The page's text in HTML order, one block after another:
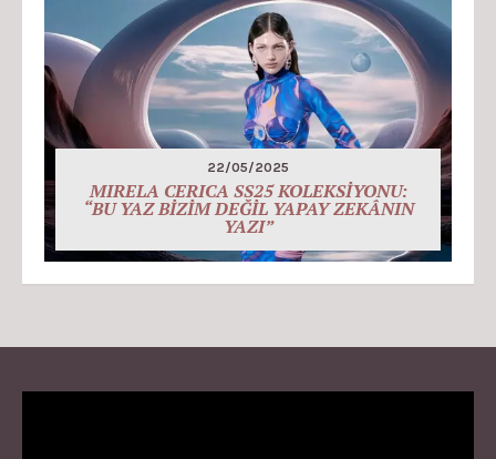
22/05/2025
MIRELA CERICA SS25 KOLEKSİYONU:
“BU YAZ BİZİM DEĞİL YAPAY ZEKÂNIN
YAZI”